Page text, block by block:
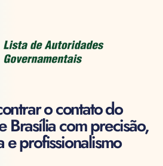
o contato do
Brasília com precisão,
e profissionalismo